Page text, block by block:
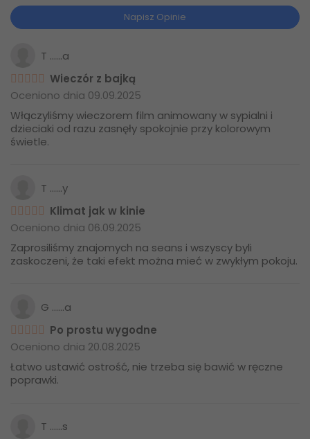
Napisz Opinie
T ......a
Wieczór z bajką
Oceniono dnia 09.09.2025
Włączyliśmy wieczorem film animowany w sypialni i
dzieciaki od razu zasnęły spokojnie przy kolorowym
świetle.
T ......y
Klimat jak w kinie
Oceniono dnia 06.09.2025
Zaprosiliśmy znajomych na seans i wszyscy byli
zaskoczeni, że taki efekt można mieć w zwykłym pokoju.
G ......a
Po prostu wygodne
Oceniono dnia 20.08.2025
Łatwo ustawić ostrość, nie trzeba się bawić w ręczne
poprawki.
T ......s